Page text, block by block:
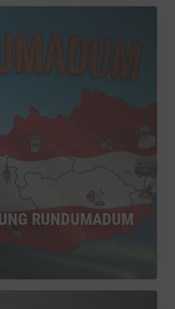
RUNDUMADUM